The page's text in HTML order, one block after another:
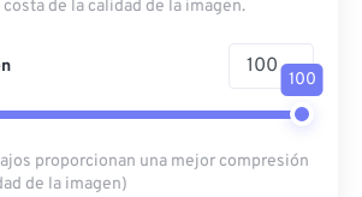
de la calidad de la imagen.
100
proporcionan una mejor compresión
de la imagen)